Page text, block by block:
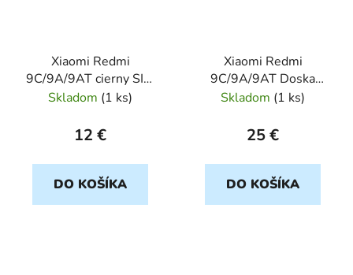
Xiaomi Redmi
9C/9A/9AT cierny SIM
Tray/Pamat karta
Skladom (1 ks)
12 €
DO KOŠÍKA
Xiaomi Redmi
9C/9A/9AT Doska
nabijania s mikrofonom
Skladom (1 ks)
25 €
DO KOŠÍKA